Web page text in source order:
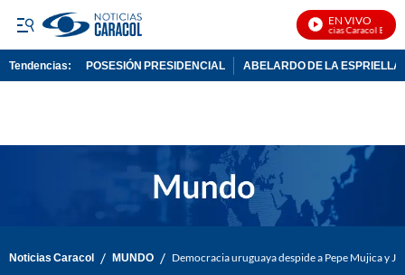
EN VIVO
Noticias Caracol En Vivo
Tendencias: POSESIÓN PRESIDENCIAL ABELARDO DE LA ESPRIELLA
Noticias Caracol / MUNDO / Democracia uruguaya despide a Pepe Mujica y